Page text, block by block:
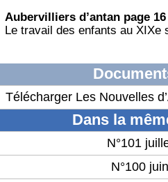
Aubervilliers d’antan page 16
Le travail des enfants au XIXe
Télécharger Les Nouvelles
Dans la
N°101
N°100